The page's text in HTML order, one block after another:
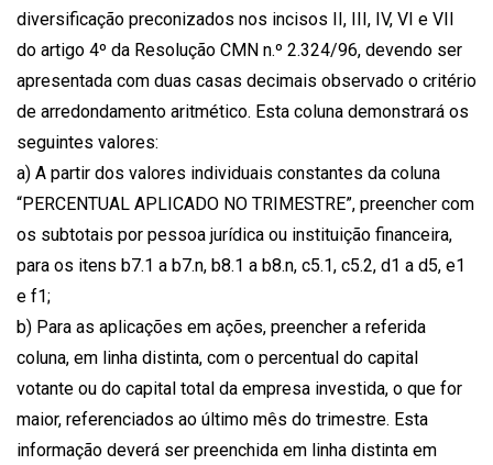
diversificação preconizados nos incisos II, III, IV, VI e VII
do artigo 4º da Resolução CMN n.º 2.324/96, devendo ser
apresentada com duas casas decimais observado o critério
de arredondamento aritmético. Esta coluna demonstrará os
seguintes valores:
a) A partir dos valores individuais constantes da coluna
“PERCENTUAL APLICADO NO TRIMESTRE”, preencher com
os subtotais por pessoa jurídica ou instituição financeira,
para os itens b7.1 a b7.n, b8.1 a b8.n, c5.1, c5.2, d1 a d5, e1
e f1;
b) Para as aplicações em ações, preencher a referida
coluna, em linha distinta, com o percentual do capital
votante ou do capital total da empresa investida, o que for
maior, referenciados ao último mês do trimestre. Esta
informação deverá ser preenchida em linha distinta em